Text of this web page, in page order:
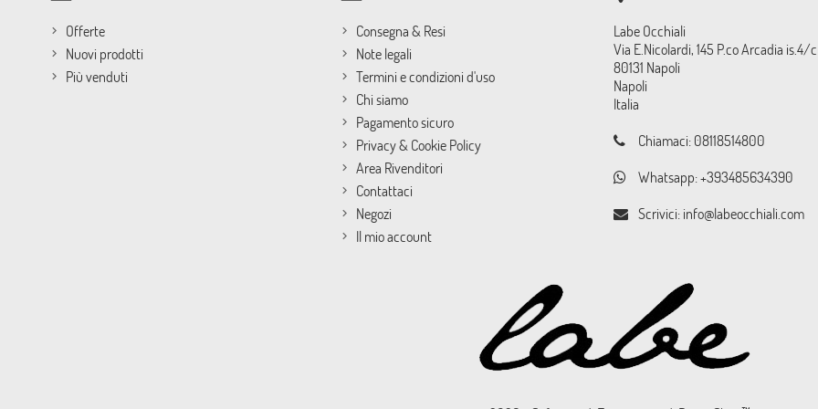
Offerte
Nuovi prodotti
Più venduti
Consegna & Resi
Note legali
Termini e condizioni d'uso
Chi siamo
Pagamento sicuro
Privacy & Cookie Policy
Area Rivenditori
Contattaci
Negozi
Il mio account
Labe Occhiali
Via E.Nicolardi, 145 P.co Arcadia is.4/c
80131 Napoli
Napoli
Italia
Chiamaci: 08118514800
Whatsapp:+393485634390
Scrivici: info@labeocchiali.com